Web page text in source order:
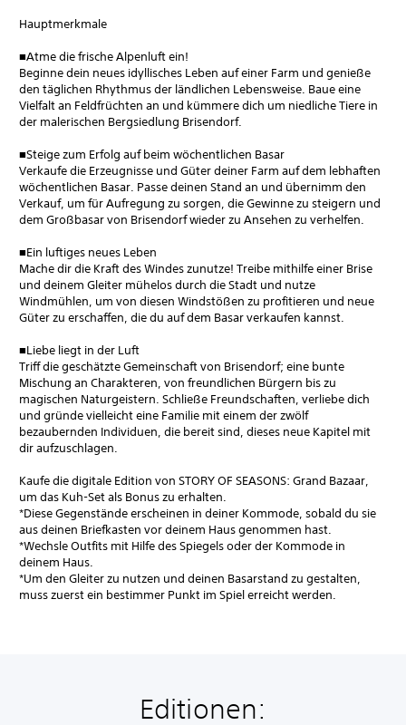
Hauptmerkmale
■Atme die frische Alpenluft ein!
Beginne dein neues idyllisches Leben auf einer Farm und genieße
den täglichen Rhythmus der ländlichen Lebensweise. Baue eine
Vielfalt an Feldfrüchten an und kümmere dich um niedliche Tiere in
der malerischen Bergsiedlung Brisendorf.
■Steige zum Erfolg auf beim wöchentlichen Basar
Verkaufe die Erzeugnisse und Güter deiner Farm auf dem lebhaften
wöchentlichen Basar. Passe deinen Stand an und übernimm den
Verkauf, um für Aufregung zu sorgen, die Gewinne zu steigern und
dem Großbasar von Brisendorf wieder zu Ansehen zu verhelfen.
■Ein luftiges neues Leben
Mache dir die Kraft des Windes zunutze! Treibe mithilfe einer Brise
und deinem Gleiter mühelos durch die Stadt und nutze
Windmühlen, um von diesen Windstößen zu profitieren und neue
Güter zu erschaffen, die du auf dem Basar verkaufen kannst.
■Liebe liegt in der Luft
Triff die geschätzte Gemeinschaft von Brisendorf; eine bunte
Mischung an Charakteren, von freundlichen Bürgern bis zu
magischen Naturgeistern. Schließe Freundschaften, verliebe dich
und gründe vielleicht eine Familie mit einem der zwölf
bezaubernden Individuen, die bereit sind, dieses neue Kapitel mit
dir aufzuschlagen.
Kaufe die digitale Edition von STORY OF SEASONS: Grand Bazaar,
um das Kuh-Set als Bonus zu erhalten.
*Diese Gegenstände erscheinen in deiner Kommode, sobald du sie
aus deinen Briefkasten vor deinem Haus genommen hast.
*Wechsle Outfits mit Hilfe des Spiegels oder der Kommode in
deinem Haus.
*Um den Gleiter zu nutzen und deinen Basarstand zu gestalten,
muss zuerst ein bestimmer Punkt im Spiel erreicht werden.
Editionen: